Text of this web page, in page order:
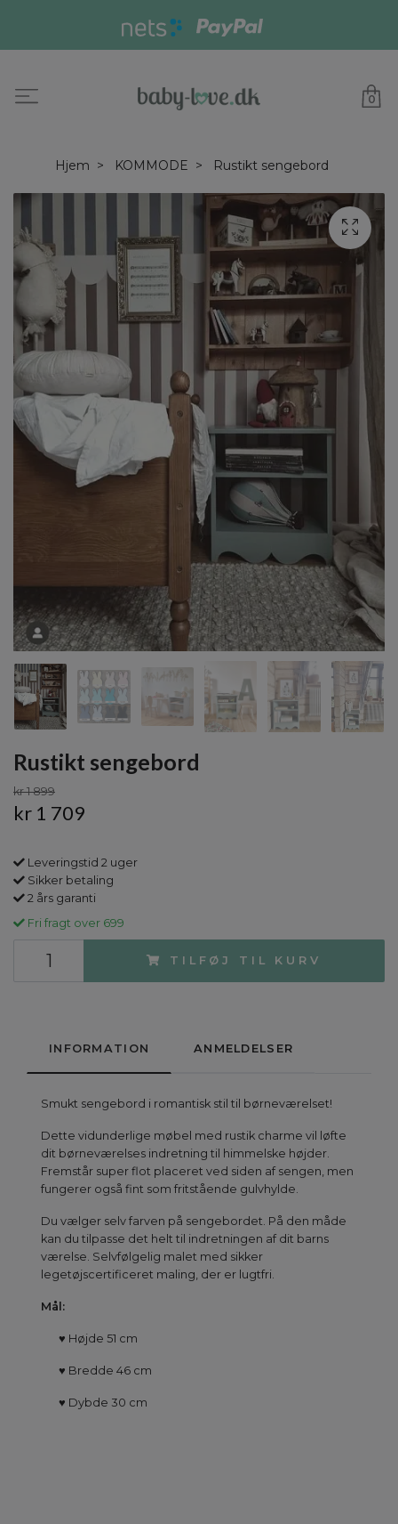
0
Hjem KOMMODE Rustikt sengebord
Rustikt sengebord
kr 1 899
kr 1 709
Leveringstid 2 uger
Sikker betaling
2 års garanti
Fri fragt over 699
TILFØJ TIL KURV
INFORMATION ANMELDELSER
Smukt sengebord i romantisk stil til børneværelset!
Dette vidunderlige møbel med rustik charme vil løfte
dit børneværelses indretning til himmelske højder.
Fremstår super flot placeret ved siden af sengen, men
fungerer også fint som fritstående gulvhylde.
Du vælger selv farven på sengebordet. På den måde
kan du tilpasse det helt til indretningen af dit barns
værelse. Selvfølgelig malet med sikker
legetøjscertificeret maling, der er lugtfri.
Mål:
♥ Højde 51 cm
♥ Bredde 46 cm
♥ Dybde 30 cm